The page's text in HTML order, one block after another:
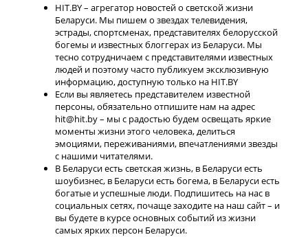
HIT.BY – агрегатор новостей о светской жизни
Беларуси. Мы пишем о звездах телевидения,
эстрады, спортсменах, представителях белорусской
богемы и известных блоггерах из Беларуси. Мы
тесно сотрудничаем с представителями известных
людей и поэтому часто публикуем эксклюзивную
информацию, доступную только на HIT.BY
Если вы являетесь представителем известной
персоны, обязательно отпишите нам на адрес
hit@hit.by – мы с радостью будем освещать яркие
моменты жизни этого человека, делиться
эмоциями, переживаниями, впечатлениями звезды
с нашими читателями.
В Беларуси есть светская жизнь, в Беларуси есть
шоубизнес, в Беларуси есть богема, в Беларуси есть
богатые и успешные люди. Подпишитесь на нас в
социальных сетях, почаще заходите на наш сайт – и
вы будете в курсе основных событий из жизни
самых ярких персон Беларуси.